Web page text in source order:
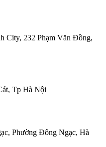
City, 232 Phạm Văn Đồng,
Tp Hà Nội
Phường Đông Ngạc, Hà